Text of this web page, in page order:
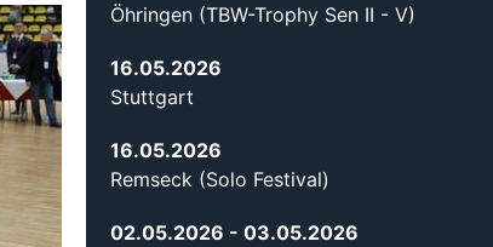
Öhringen (TBW-Trophy Sen II - V)
16.05.2026
Stuttgart
16.05.2026
Remseck (Solo Festival)
02.05.2026 - 03.05.2026